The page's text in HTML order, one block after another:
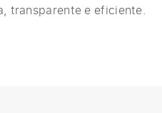
transparente e eficiente.